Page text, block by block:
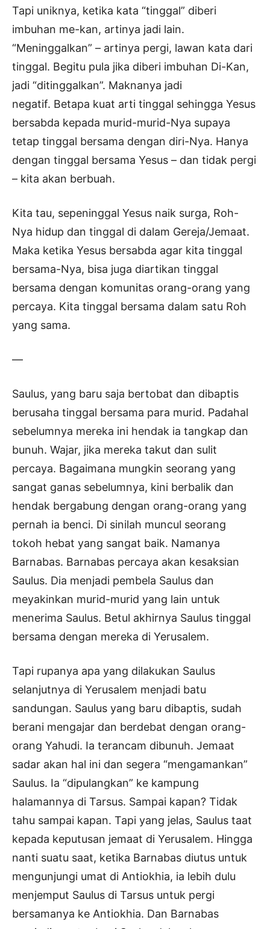
Tapi uniknya, ketika kata “tinggal” diberi
imbuhan me-kan, artinya jadi lain.
“Meninggalkan” – artinya pergi, lawan kata dari
tinggal. Begitu pula jika diberi imbuhan Di-Kan,
jadi “ditinggalkan”. Maknanya jadi
negatif. Betapa kuat arti tinggal sehingga Yesus
bersabda kepada murid-murid-Nya supaya
tetap tinggal bersama dengan diri-Nya. Hanya
dengan tinggal bersama Yesus – dan tidak pergi
– kita akan berbuah.
Kita tau, sepeninggal Yesus naik surga, Roh-
Nya hidup dan tinggal di dalam Gereja/Jemaat.
Maka ketika Yesus bersabda agar kita tinggal
bersama-Nya, bisa juga diartikan tinggal
bersama dengan komunitas orang-orang yang
percaya. Kita tinggal bersama dalam satu Roh
yang sama.
—
Saulus, yang baru saja bertobat dan dibaptis
berusaha tinggal bersama para murid. Padahal
sebelumnya mereka ini hendak ia tangkap dan
bunuh. Wajar, jika mereka takut dan sulit
percaya. Bagaimana mungkin seorang yang
sangat ganas sebelumnya, kini berbalik dan
hendak bergabung dengan orang-orang yang
pernah ia benci. Di sinilah muncul seorang
tokoh hebat yang sangat baik. Namanya
Barnabas. Barnabas percaya akan kesaksian
Saulus. Dia menjadi pembela Saulus dan
meyakinkan murid-murid yang lain untuk
menerima Saulus. Betul akhirnya Saulus tinggal
bersama dengan mereka di Yerusalem.
Tapi rupanya apa yang dilakukan Saulus
selanjutnya di Yerusalem menjadi batu
sandungan. Saulus yang baru dibaptis, sudah
berani mengajar dan berdebat dengan orang-
orang Yahudi. Ia terancam dibunuh. Jemaat
sadar akan hal ini dan segera “mengamankan”
Saulus. Ia “dipulangkan” ke kampung
halamannya di Tarsus. Sampai kapan? Tidak
tahu sampai kapan. Tapi yang jelas, Saulus taat
kepada keputusan jemaat di Yerusalem. Hingga
nanti suatu saat, ketika Barnabas diutus untuk
mengunjungi umat di Antiokhia, ia lebih dulu
menjemput Saulus di Tarsus untuk pergi
bersamanya ke Antiokhia. Dan Barnabas